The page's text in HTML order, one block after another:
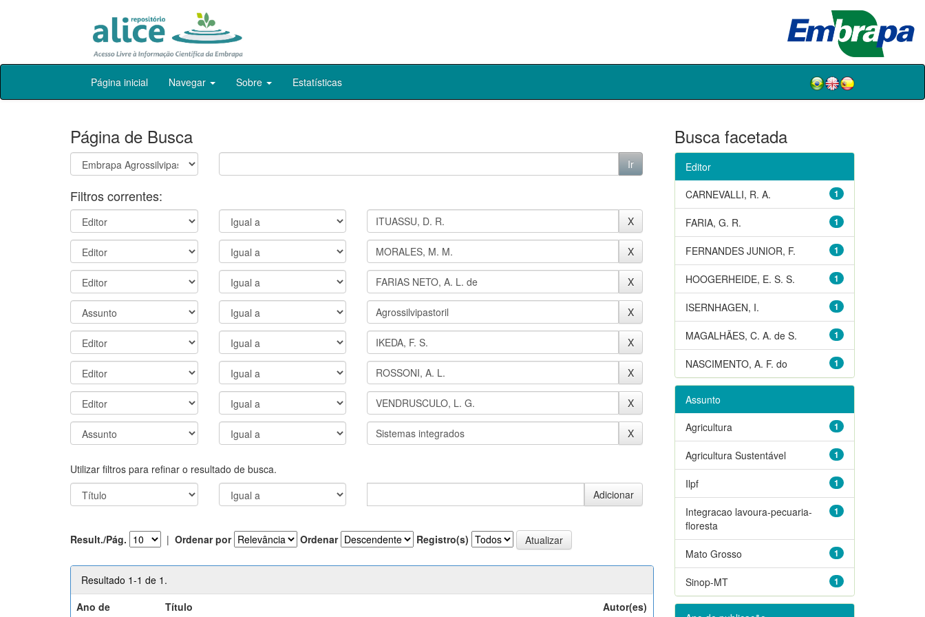
Skip
Página inicial Navegar Sobre Estatísticas
Página de Busca
Filtros correntes:
Utilizar filtros para refinar o resultado de busca.
Result./Pág. | Ordenar por Ordenar Registro(s)
Resultado 1-1 de 1.
Ano de
Título Autor(es)
Busca facetada
Editor
1
CARNEVALLI, R. A.
1
FARIA, G. R.
1
FERNANDES JUNIOR, F.
1
HOOGERHEIDE, E. S. S.
1
ISERNHAGEN, I.
1
MAGALHÃES, C. A. de S.
1
NASCIMENTO, A. F. do
Assunto
1
Agricultura
1
Agricultura Sustentável
1
Ilpf
1
Integracao lavoura-pecuaria-
floresta
1
Mato Grosso
1
Sinop-MT